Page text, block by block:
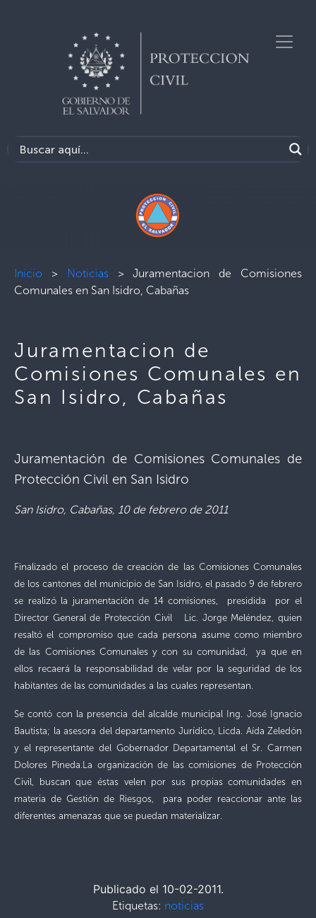
Inicio > Noticias>Juramentacion de Comisiones
Comunales en San Isidro, Cabañas
Juramentacion de
Comisiones Comunales en
San Isidro, Cabañas
Juramentación de Comisiones Comunales de
Protección Civil en San Isidro
San Isidro, Cabañas, 10 de febrero de 2011
Finalizado el proceso de creación de las Comisiones Comunales
de los cantones del municipio de San Isidro, el pasado 9 de febrero
se realizó la juramentación de 14 comisiones, presidida por el
Director General de Protección Civil Lic. Jorge Meléndez, quien
resaltó el compromiso que cada persona asume como miembro
de las Comisiones Comunales y con su comunidad, ya que en
ellos recaerá la responsabilidad de velar por la seguridad de los
habitantes de las comunidades a las cuales representan.
Se contó con la presencia del alcalde municipal Ing. José Ignacio
Bautista; la asesora del departamento Jurídico, Licda. Aída Zeledón
y el representante del Gobernador Departamental el Sr. Carmen
Dolores Pineda. La organización de las comisiones de Protección
Civil, buscan que éstas velen por sus propias comunidades en
materia de Gestión de Riesgos, para poder reaccionar ante las
diferentes amenazas que se puedan materializar.
Publicado el 10-02-2011.
Etiquetas: noticias